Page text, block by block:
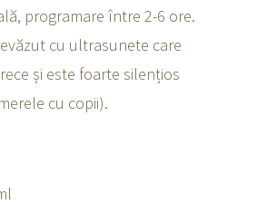
programare între 2-6 ore.
cu ultrasunete care
și este foarte silențios
cu copii).